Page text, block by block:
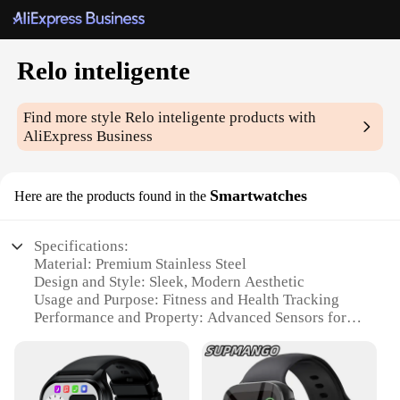
Relo inteligente
Find more styleRelo inteligente products with
AliExpress Business
Here are the products found in the Smartwatches
Specifications:
Material: Premium Stainless Steel
Design and Style: Sleek, Modern Aesthetic
Usage and Purpose: Fitness and Health Tracking
Performance and Property: Advanced Sensors for
Typical Adaptive Scenario: Daily Wear for Active
Lifestyles
Shape or Size or Weight or Quantity: Comfortable,